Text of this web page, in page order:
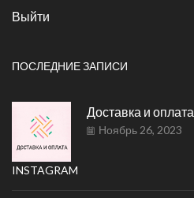
Выйти
ПОСЛЕДНИЕ ЗАПИСИ
Доставка и оплата
Ноябрь 26, 2023
INSTAGRAM